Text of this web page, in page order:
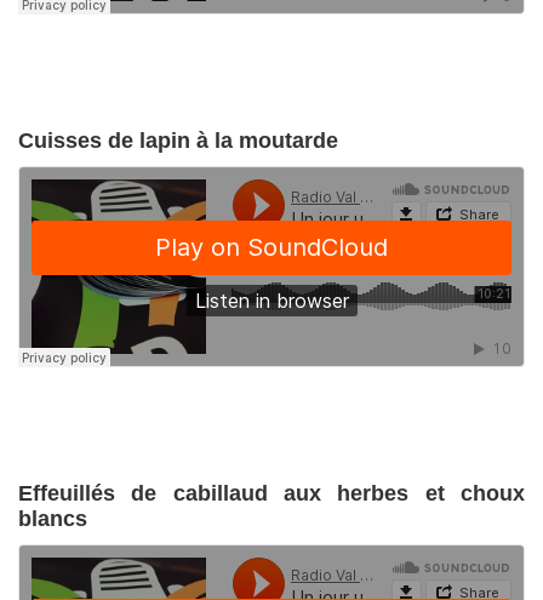
Cuisses de lapin à la moutarde
Effeuillés de cabillaud aux herbes et choux
blancs